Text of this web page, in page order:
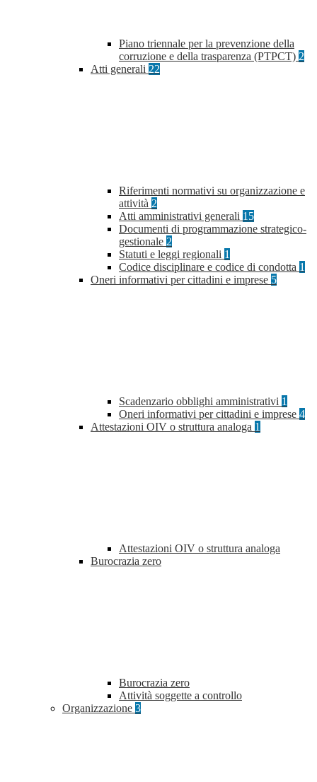
Piano triennale per la prevenzione della
corruzione e della trasparenza (PTPCT) 2
Atti generali 22
Riferimenti normativi su organizzazione e
attività 2
Atti amministrativi generali 15
Documenti di programmazione strategico-
gestionale 2
Statuti e leggi regionali 1
Codice disciplinare e codice di condotta 1
Oneri informativi per cittadini e imprese 5
Scadenzario obblighi amministrativi 1
Oneri informativi per cittadini e imprese 4
Attestazioni OIV o struttura analoga 1
Attestazioni OIV o struttura analoga
Burocrazia zero
Burocrazia zero
Attività soggette a controllo
Organizzazione 3